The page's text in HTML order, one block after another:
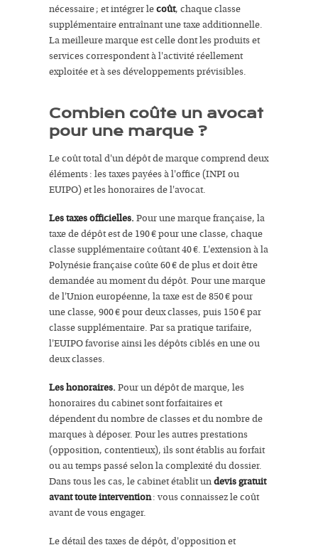
nécessaire ; et intégrer lecoût, chaque classe
supplémentaire entraînant une taxe additionnelle.
La meilleure marque est celle dont les produits et
services correspondent à l'activité réellement
exploitée et à ses développements prévisibles.
Combien coûte un avocat
pour une marque ?
Le coût total d'un dépôt de marque comprend deux
éléments : les taxes payées à l'office (INPI ou
EUIPO) et les honoraires de l'avocat.
Les taxes officielles. Pour une marque française, la
taxe de dépôt est de 190 € pour une classe, chaque
classe supplémentaire coûtant 40 €. L'extension à la
Polynésie française coûte 60 € de plus et doit être
demandée au moment du dépôt. Pour une marque
de l'Union européenne, la taxe est de 850 € pour
une classe, 900 € pour deux classes, puis 150 € par
classe supplémentaire. Par sa pratique tarifaire,
l'EUIPO favorise ainsi les dépôts ciblés en une ou
deux classes.
Les honoraires. Pour un dépôt de marque, les
honoraires du cabinet sont forfaitaires et
dépendent du nombre de classes et du nombre de
marques à déposer. Pour les autres prestations
(opposition, contentieux), ils sont établis au forfait
ou au temps passé selon la complexité du dossier.
Dans tous les cas, le cabinet établit undevis gratuit
avant toute intervention: vous connaissez le coût
avant de vous engager.
Le détail des taxes de dépôt, d'opposition et